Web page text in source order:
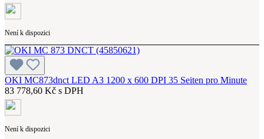
Není k dispozici
OKI MC873dnct LED A3 1200 x 600 DPI 35 Seiten pro Minute
83 778,60 Kč s DPH
Není k dispozici